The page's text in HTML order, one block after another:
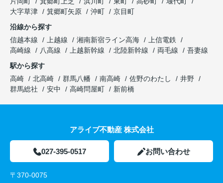
大字草津
箕郷町矢原 沖町
京目町
沿線から探す
信越本線
上越線 湘南新宿ライン高海
上信電鉄
高崎線
八高線 上越新幹線 北陸新幹線 両毛線
吾妻線
駅から探す
高崎
北高崎 群馬八幡 南高崎 佐野のわたし
井野
群馬総社
安中 高崎問屋町 新前橋
アライブ不動産 株式会社
027-395-0517 お問い合わせ
〒370-0075